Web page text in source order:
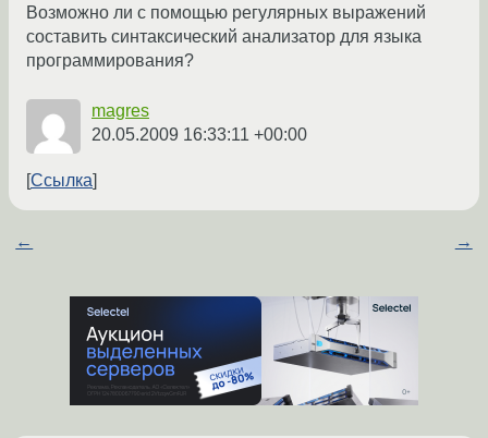
Возможно ли с помощью регулярных выражений
составить синтаксический анализатор для языка
программирования?
magres
20.05.2009 16:33:11 +00:00
Ссылка
← →